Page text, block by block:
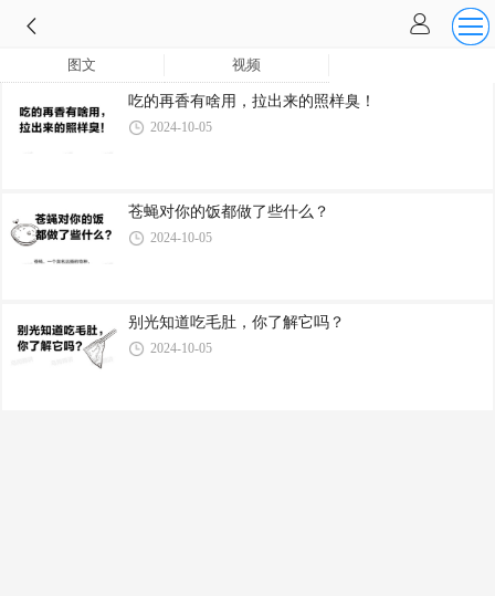
图文 视频
吃的再香有啥用，拉出来的照样臭！
2024-10-05
苍蝇对你的饭都做了些什么？
2024-10-05
别光知道吃毛肚，你了解它吗？
2024-10-05